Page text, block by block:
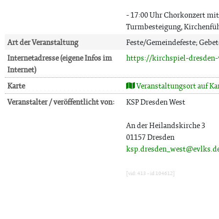
- 17:00 Uhr Chorkonzert
Turmbesteigung,
Art der Veranstaltung
Feste/Gemeindefeste;
Internetadresse (eigene Infos im
Internet)
https://kirchspiel-
Karte
Veranstaltungsort auf
Veranstalter / veröffentlicht von:
KSP Dresden West
An der Heilandskirche 3
01157 Dresden
[vid: 413 - id 104612]